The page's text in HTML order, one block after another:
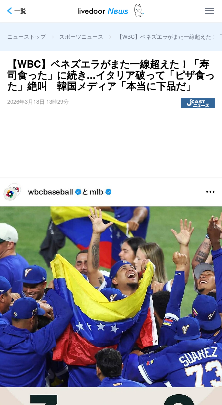
一覧
ニューストップ > スポーツニュース > 【WBC】ベネズエラがまた一線超えた
【WBC】ベネズエラがまた一線超えた！「寿
司食った」に続き...イタリア破って「ピザ食っ
た」絶叫 韓国メディア「本当に下品だ」
2026年3月18日 13時29分